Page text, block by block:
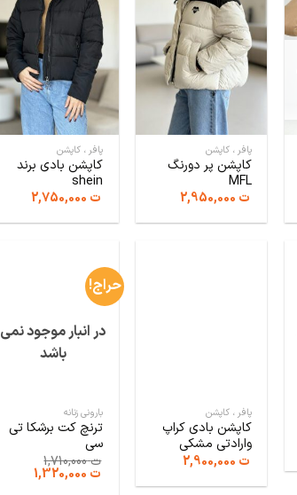
پافر ، کاپشن
کاپشن پر دورنگ
MFL
ت
پافر ، کاپشن
کاپشن بادی برند
shein
ت
پافر ، کاپشن
کاپشن بادی کراپ
وارادتی مشکی
ت
حراج!
در انبار موجود نمی
باشد
بارونی زنانه
ترنچ کت برشکا تی
سی
ت1,710,000
قیمت
ت قیمت